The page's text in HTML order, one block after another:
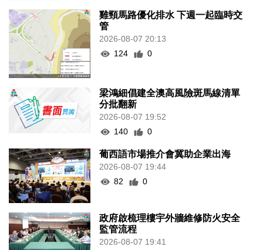
雞頸馬路優化排水 下週一起臨時交
管
2026-08-07 20:13
124
0
梁鴻細倡建全澳高風險斑馬線清單
分批翻新
2026-08-07 19:52
140
0
葡西語市場推介會冀助企業出海
2026-08-07 19:44
82
0
政府啟梳理樓宇外牆維修防火安全
監管流程
2026-08-07 19:41